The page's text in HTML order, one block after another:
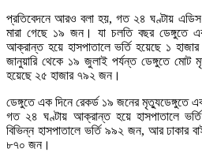
প্রতিবেদনে আরও বলা হয়, গত ২৪ ঘণ্টায় এডিস
মারা গেছে ১৯ জন। যা চলতি বছর ডেঙ্গুতে
আক্রান্ত হয়ে হাসপাতালে ভর্তি হয়েছে ১
জানুয়ারি থেকে ১৯ জুলাই পর্যন্ত ডেঙ্গুতে
হয়েছে ২৫ হাজার ৭৯২ জন।
ডেঙ্গুতে এক দিনে রেকর্ড ১৯ জনের মৃত্যুডেঙ্গুতে
গত ২৪ ঘণ্টায় আক্রান্ত হয়ে হাসপাতালে
বিভিন্ন হাসপাতালে ভর্তি ৯৯২ জন, আর ঢাকার
৮৭০ জন।